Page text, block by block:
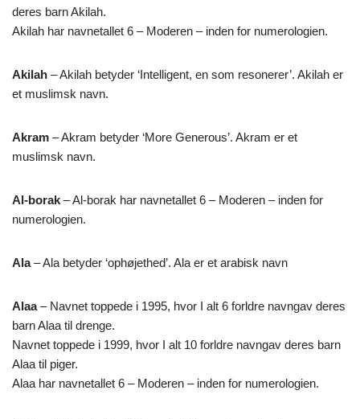
deres barn Akilah.
Akilah har navnetallet 6 – Moderen – inden for numerologien.
Akilah – Akilah betyder ‘Intelligent, en som resonerer’. Akilah er
et muslimsk navn.
Akram – Akram betyder ‘More Generous’. Akram er et
muslimsk navn.
Al-borak – Al-borak har navnetallet 6 – Moderen – inden for
numerologien.
Ala– Ala betyder ‘ophøjethed’. Ala er et arabisk navn
Alaa– Navnet toppede i 1995, hvor I alt 6 forldre navngav deres
barn Alaa til drenge.
Navnet toppede i 1999, hvor I alt 10 forldre navngav deres barn
Alaa til piger.
Alaa har navnetallet 6 – Moderen – inden for numerologien.